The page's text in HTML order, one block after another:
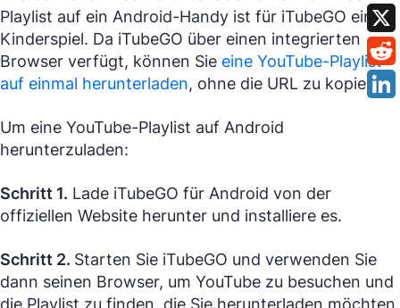
Playlist auf ein Android-Handy ist für iTubeGO ein
Kinderspiel. Da iTubeGO über einen integrierten
Browser verfügt, können Sie eine YouTube-Playlist
auf einmal herunterladen, ohne die URL zu kopieren.
Um eine YouTube-Playlist auf Android
herunterzuladen:
Schritt 1. Lade iTubeGO für Android von der
offiziellen Website herunter und installiere es.
Schritt 2. Starten Sie iTubeGO und verwenden Sie
dann seinen Browser, um YouTube zu besuchen und
die Playlist zu finden, die Sie herunterladen möchten.